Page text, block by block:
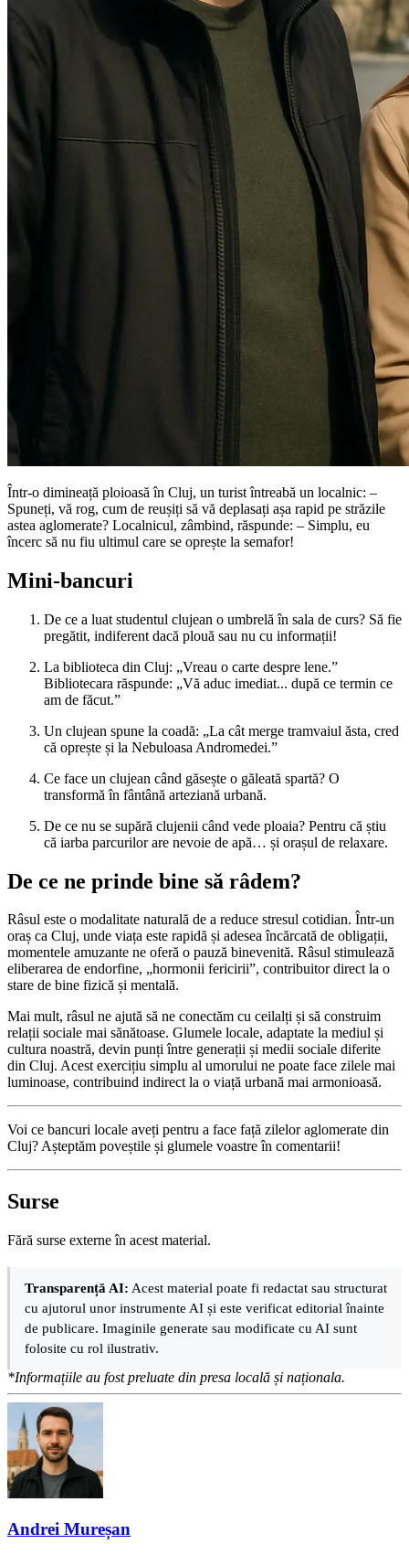
Într-o dimineață ploioasă în Cluj, un turist întreabă un localnic: –
Spuneți, vă rog, cum de reușiți să vă deplasați așa rapid pe străzile
astea aglomerate? Localnicul, zâmbind, răspunde: – Simplu, eu
încerc să nu fiu ultimul care se oprește la semafor!
Mini-bancuri
De ce a luat studentul clujean o umbrelă în sala de curs? Să fie
pregătit, indiferent dacă plouă sau nu cu informații!
La biblioteca din Cluj: „Vreau o carte despre lene.”
Bibliotecara răspunde: „Vă aduc imediat... după ce termin ce
am de făcut.”
Un clujean spune la coadă: „La cât merge tramvaiul ăsta, cred
că oprește și la Nebuloasa Andromedei.”
Ce face un clujean când găsește o găleată spartă? O
transformă în fântână arteziană urbană.
De ce nu se supără clujenii când vede ploaia? Pentru că știu
că iarba parcurilor are nevoie de apă… și orașul de relaxare.
De ce ne prinde bine să râdem?
Râsul este o modalitate naturală de a reduce stresul cotidian. Într-un
oraș ca Cluj, unde viața este rapidă și adesea încărcată de obligații,
momentele amuzante ne oferă o pauză binevenită. Râsul stimulează
eliberarea de endorfine, „hormonii fericirii”, contribuitor direct la o
stare de bine fizică și mentală.
Mai mult, râsul ne ajută să ne conectăm cu ceilalți și să construim
relații sociale mai sănătoase. Glumele locale, adaptate la mediul și
cultura noastră, devin punți între generații și medii sociale diferite
din Cluj. Acest exercițiu simplu al umorului ne poate face zilele mai
luminoase, contribuind indirect la o viață urbană mai armonioasă.
Voi ce bancuri locale aveți pentru a face față zilelor aglomerate din
Cluj? Așteptăm poveștile și glumele voastre în comentarii!
Surse
Fără surse externe în acest material.
Transparență AI: Acest material poate fi redactat sau structurat
cu ajutorul unor instrumente AI și este verificat editorial înainte
de publicare. Imaginile generate sau modificate cu AI sunt
folosite cu rol ilustrativ.
*Informațiile au fost preluate din presa locală și naționala.
Andrei Mureșan